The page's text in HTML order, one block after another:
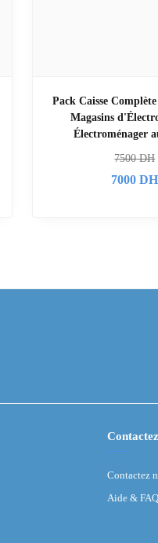
Pack Caisse
Magasins
Électroménager
7500DH
7000 DH
Contactez
Aide & FAQ